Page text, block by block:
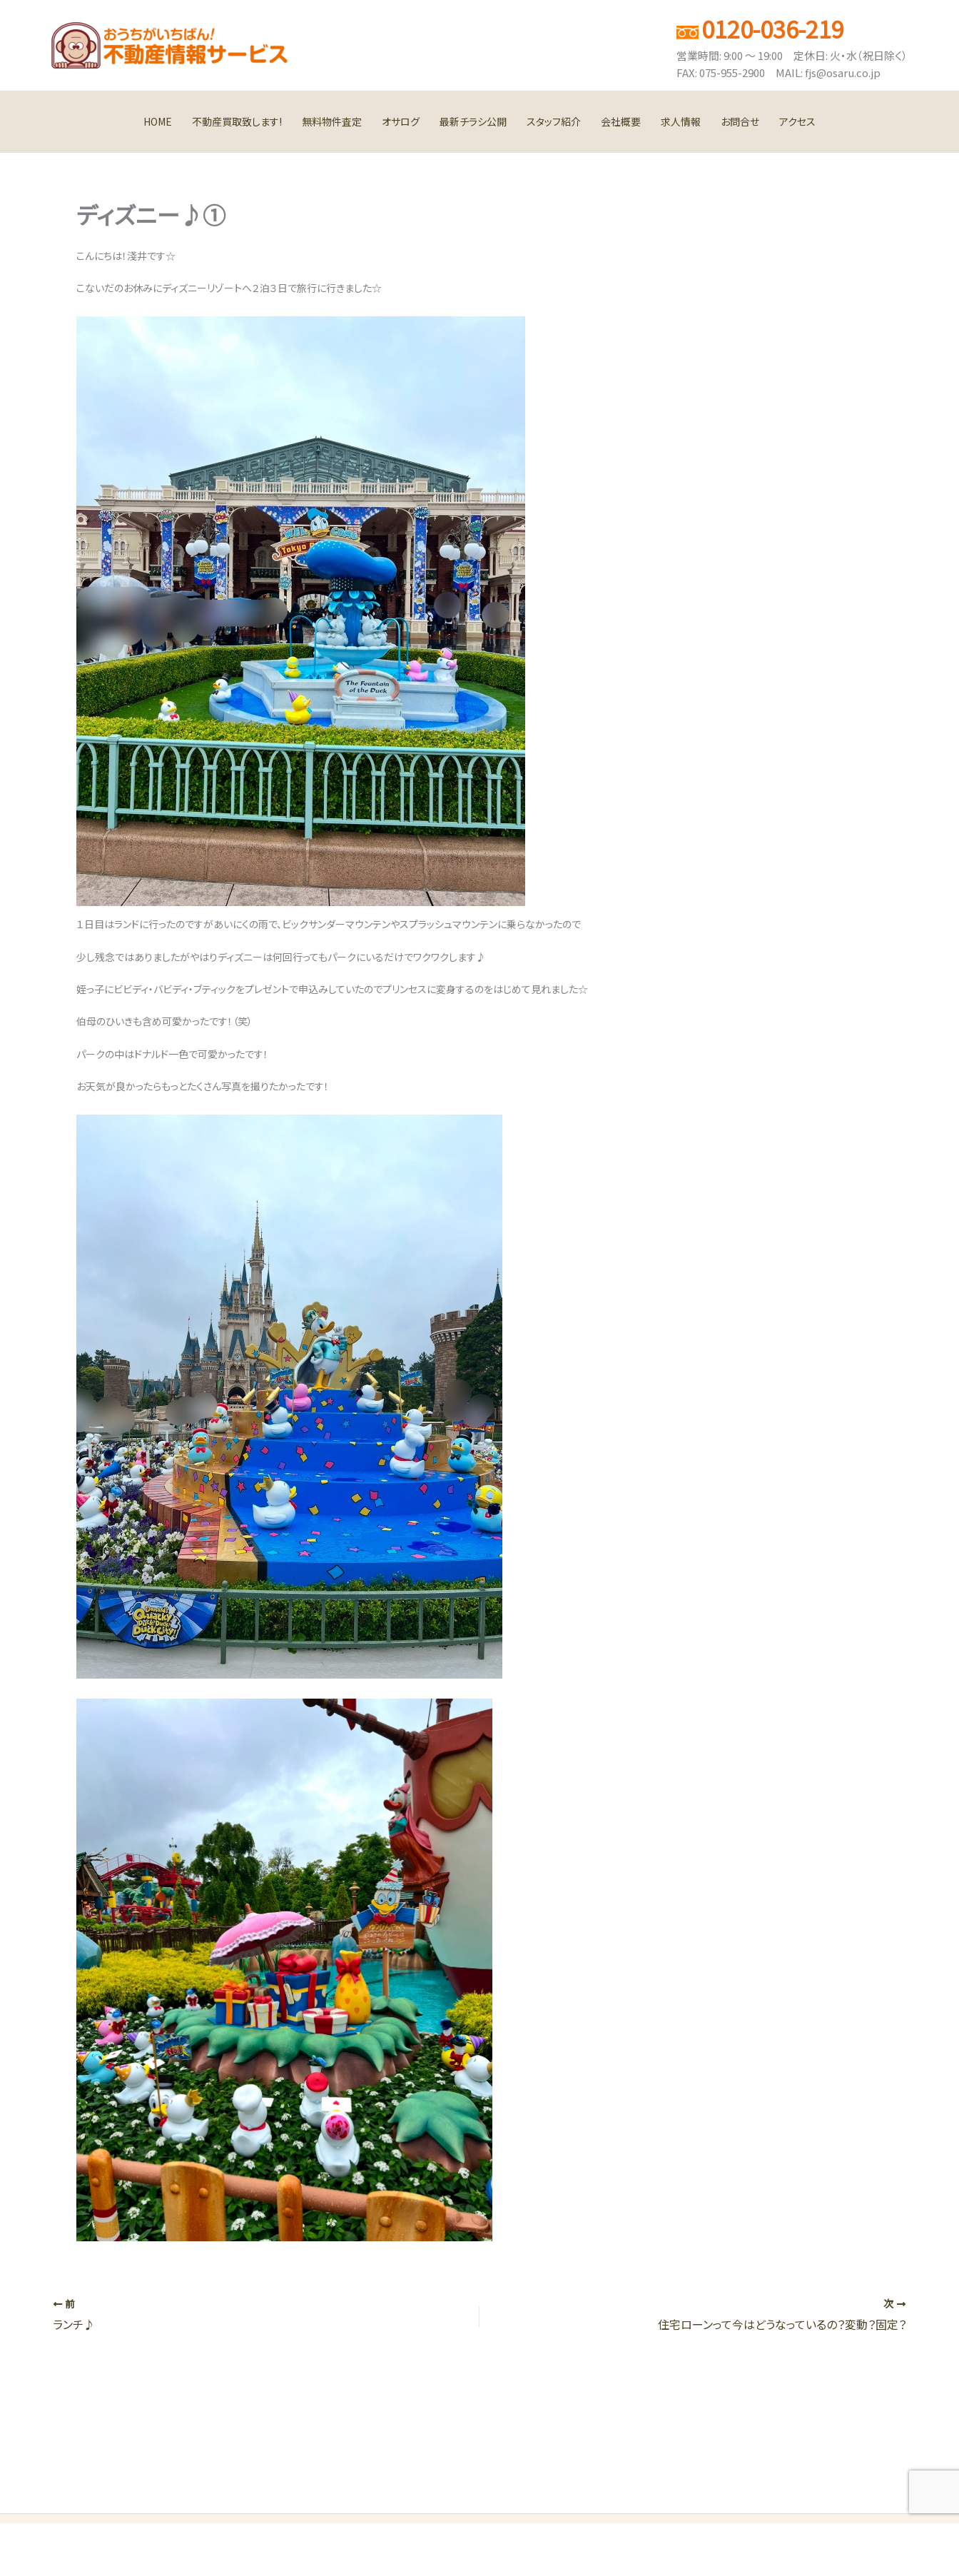
ッ
0120-036-219
営業時間: 9:00 ～ 19:00 定休日: 火・水（祝日除く）
FAX: 075-955-2900 MAIL: fjs@osaru.co.jp
HOME 不動産買取致します! 無料物件査定 オサログ 最新チラシ公開 スタッフ紹介 会社概要 求人情報 お問合せ アクセス
ディズニー♪①
こんにちは！淺井です☆
こないだのお休みにディズニーリゾートへ２泊３日で旅行に行きました☆
１日目はランドに行ったのですがあいにくの雨で、ビックサンダーマウンテンやスプラッシュマウンテンに乗らなかったので
少し残念ではありましたがやはりディズニーは何回行ってもパークにいるだけでワクワクします♪
姪っ子にビビディ・バビディ・ブティックをプレゼントで申込みしていたのでプリンセスに変身するのをはじめて見れました☆
伯母のひいきも含め可愛かったです！（笑）
パークの中はドナルド一色で可愛かったです！
お天気が良かったらもっとたくさん写真を撮りたかったです！
前
ランチ♪
次
住宅ローンって今はどうなっているの？変動？固定？